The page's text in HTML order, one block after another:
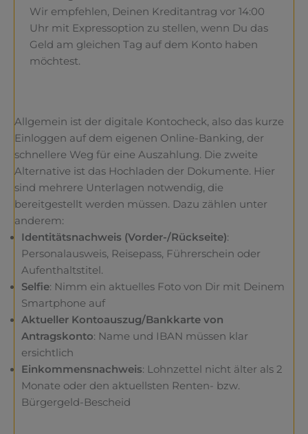
Wir empfehlen, Deinen Kreditantrag vor 14:00
Uhr mit Expressoption zu stellen, wenn Du das
Geld am gleichen Tag auf dem Konto haben
möchtest.
Allgemein ist der digitale Kontocheck, also das kurze
Einloggen auf dem eigenen Online-Banking, der
schnellere Weg für eine Auszahlung. Die zweite
Alternative ist das Hochladen der Dokumente. Hier
sind mehrere Unterlagen notwendig, die
bereitgestellt werden müssen. Dazu zählen unter
anderem:
Identitätsnachweis (Vorder-/Rückseite):
Personalausweis, Reisepass, Führerschein oder
Aufenthaltstitel.
Selfie: Nimm ein aktuelles Foto von Dir mit Deinem
Smartphone auf
Aktueller Kontoauszug/Bankkarte von
Antragskonto: Name und IBAN müssen klar
ersichtlich
Einkommensnachweis: Lohnzettel nicht älter als 2
Monate oder den aktuellsten Renten- bzw.
Bürgergeld-Bescheid